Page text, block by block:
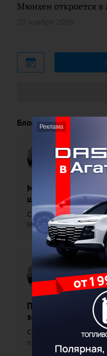
Мюнхен откроется в
Блоги
Павел
Поленов
Материнское
шаг к здоровью
С 3 по 9 августа в
Неделя популяризации
Павел
Поленов
Печень –
защитить
С 27 июля по 2 августа в
проходит Неделя